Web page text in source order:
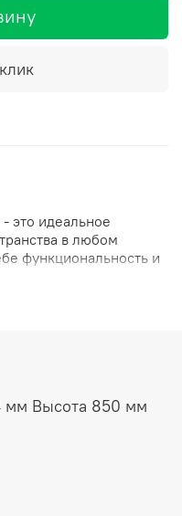
это идеальное
в любом
функциональность и
ящиков
для хранения одежды,
механизмы
комода удобным и
с различной
палитре.
формы идеально
скандинавский
мм Высота 850 мм